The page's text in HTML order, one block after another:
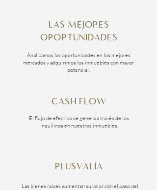
LAS MEJORES
OPORTUNIDADES
Analizamos las oportunidades en los mejores
mercados y adquirimos los inmuebles con mayor
potencial.
CASH FLOW
El flujo de efectivo se genera a través de los
inquilinos en nuestros inmuebles.
PLUSVALÍA
Las bienes raíces aumentan su valor con el paso del